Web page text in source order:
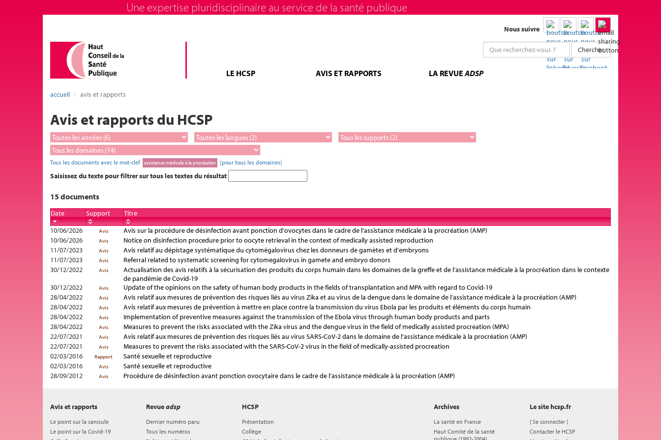
Une expertise pluridisciplinaire au service de la santé publique
Nous suivre
Chercher
LE HCSP AVIS ET RAPPORTS LA REVUEADSP
accueil avis et rapports
Avis et rapports du HCSP
Tous les documents avec le mot-clef assistance médicale à la procréation (pour tous les domaines)
Saisissez du texte pour filtrer sur tous les textes du résultat
15 documents
Date Support
Titre
10/06/2026
Avis
Avis sur la procédure de désinfection avant ponction d'ovocytes dans le cadre de l'assistance médicale à la procréation (AMP)
10/06/2026
Avis
Notice on disinfection procedure prior to oocyte retrieval in the context of medically assisted reproduction
11/07/2023
Avis
Avis relatif au dépistage systématique du cytomégalovirus chez les donneurs de gamètes et d'embryons
11/07/2023
Avis
Referral related to systematic screening for cytomegalovirus in gamete and embryo donors
30/12/2022
Avis
Actualisation des avis relatifs à la sécurisation des produits du corps humain dans les domaines de la greffe et de l'assistance médicale à la procréation dans le contexte
de pandémie de Covid-19
30/12/2022
Avis
Update of the opinions on the safety of human body products in the fields of transplantation and MPA with regard to Covid-19
28/04/2022
Avis
Avis relatif aux mesures de prévention des risques liés au virus Zika et au virus de la dengue dans le domaine de l’assistance médicale à la procréation (AMP)
28/04/2022
Avis
Avis relatif aux mesures de prévention à mettre en place contre la transmission du virus Ebola par les produits et éléments du corps humain
28/04/2022
Avis
Implementation of preventive measures against the transmission of the Ebola virus through human body products and parts
28/04/2022
Avis
Measures to prevent the risks associated with the Zika virus and the dengue virus in the field of medically assisted procreation (MPA)
22/07/2021
Avis
Avis relatif aux mesures de prévention des risques liés au virus SARS-CoV-2 dans le domaine de l’assistance médicale à la procréation (AMP)
22/07/2021
Avis
Measures to prevent the risks associated with the SARS-CoV-2 virus in the field of medically-assisted procreation
02/03/2016
Rapport
Santé sexuelle et reproductive
02/03/2016
Avis
Santé sexuelle et reproductive
28/09/2012
Avis Procédure de désinfection avant ponction ovocytaire dans le cadre de l’assistance médicale à la procréation (AMP)
HCSP
Présentation
Collège
Avis et rapports
Le point sur la canicule
Le point sur la Covid-19
Revueadsp
Dernier numéro paru
Tous les numéros
Archives
La santé en France
Haut Comité de la santé
Le site hcsp.fr
[Se connecter ]
Contacter le HCSP